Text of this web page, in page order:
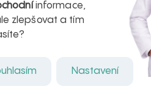
informace,
zlepšovat a tím
Nastavení